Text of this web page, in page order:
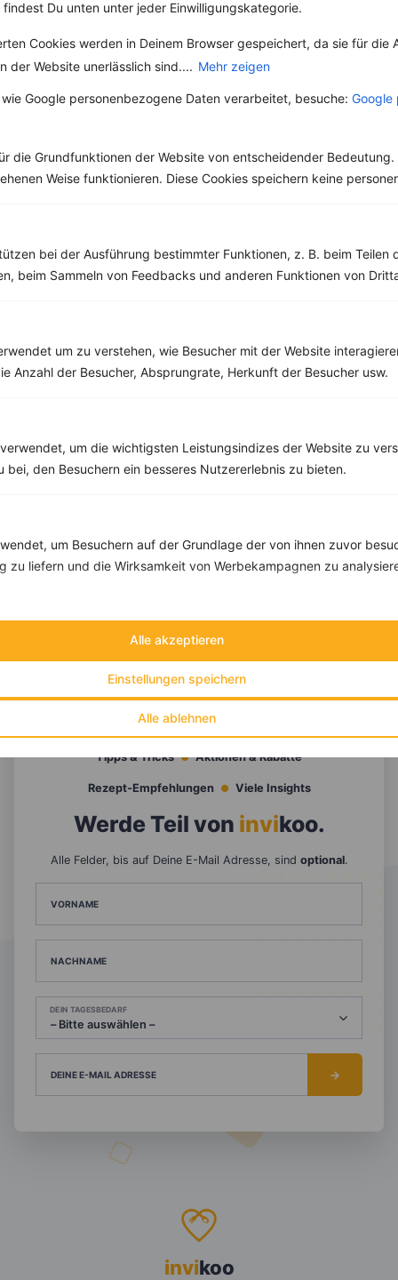
Du unten unter jeder Einwilligungskategorie.
Cookies werden in Deinem Browser gespeichert, da sie für die
der Website unerlässlich sind.... Mehr zeigen
Google personenbezogene Daten verarbeitet, besuche: Google
die Grundfunktionen der Website von entscheidender Bedeutung.
Weise funktionieren. Diese Cookies speichern keine
bei der Ausführung bestimmter Funktionen, z. B. beim Teilen
beim Sammeln von Feedbacks und anderen Funktionen von
um zu verstehen, wie Besucher mit der Website
Anzahl der Besucher, Absprungrate, Herkunft der Besucher usw.
um die wichtigsten Leistungsindizes der Website zu
bei, den Besuchern ein besseres Nutzererlebnis zu bieten.
um Besuchern auf der Grundlage der von ihnen zuvor
zu liefern und die Wirksamkeit von Werbekampagnen zu
Alle ablehnen
Einstellungen speichern
Alle akzeptieren
‹ Kalorien:390 kcal
Eiweiß:20 g
‹ ›
Fett:17 g
Eiweiß:20 g
Gutschein für unseren Shop
Tipps & Tricks Aktionen & Rabatte
Rezept-Empfehlungen Viele Insights
Werde Teil von invikoo.
Alle Felder, bis auf Deine E-Mail Adresse, sind optional.
VORNAME
NACHNAME
DEIN TAGESBEDARF
DEINE E-MAIL ADRESSE
invikoo